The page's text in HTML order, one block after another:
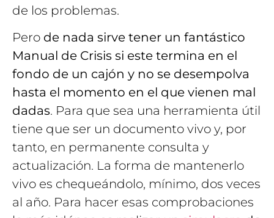
de los problemas.
Pero de nada sirve tener un fantástico
Manual de Crisis si este termina en el
fondo de un cajón y no se desempolva
hasta el momento en el que vienen mal
dadas. Para que sea una herramienta útil
tiene que ser un documento vivo y, por
tanto, en permanente consulta y
actualización. La forma de mantenerlo
vivo es chequeándolo, mínimo, dos veces
al año. Para hacer esas comprobaciones